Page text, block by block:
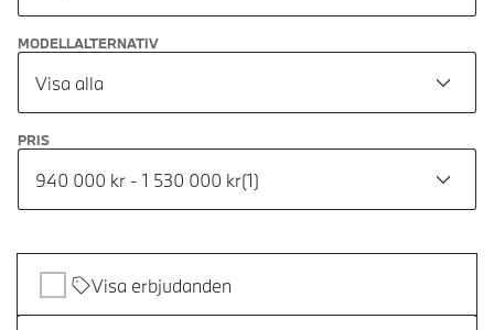
MODELLALTERNATIV
Visa alla
PRIS
940 000 kr - 1 530 000 kr(1)
Visa erbjudanden